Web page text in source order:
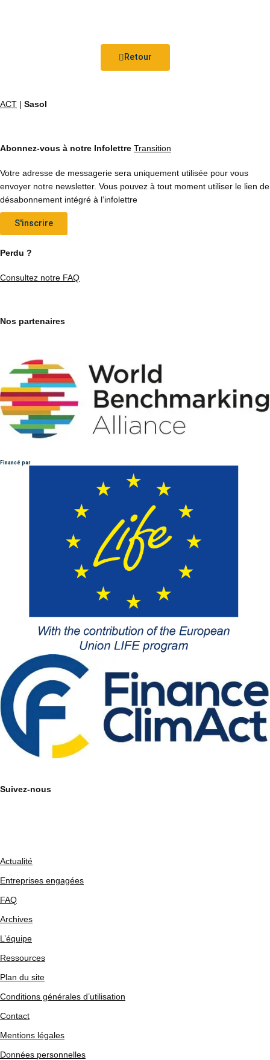
Retour
ACT | Sasol
Abonnez-vous à notre Infolettre Transition
Votre adresse de messagerie sera uniquement utilisée pour vous
envoyer notre newsletter. Vous pouvez à tout moment utiliser le lien de
désabonnement intégré à l’infolettre
S'inscrire
Perdu ?
Consultez notre FAQ
Nos partenaires
Financé par
Suivez-nous
Actualité
Entreprises engagées
FAQ
Archives
L’équipe
Ressources
Plan du site
Conditions générales d’utilisation
Contact
Mentions légales
Données personnelles